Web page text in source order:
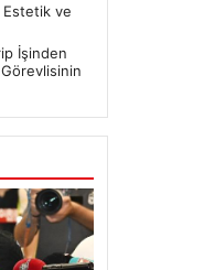
Estetik ve
İşinden